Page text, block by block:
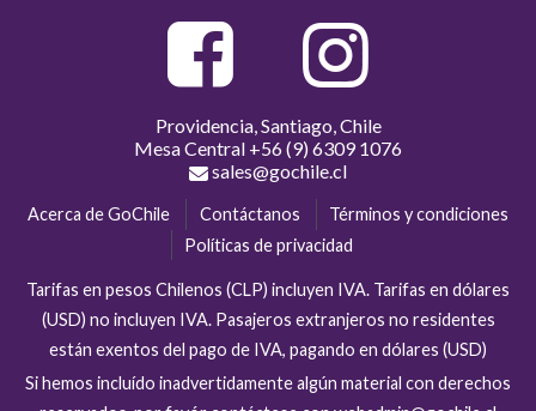
Providencia, Santiago, Chile
Mesa Central +56 (9) 6309 1076
sales@gochile.cl
Acerca de GoChile Contáctanos
Términos y condiciones
Políticas de privacidad
Tarifas en pesos Chilenos (CLP) incluyen IVA. Tarifas en dólares
(USD) no incluyen IVA. Pasajeros extranjeros no residentes
están exentos del pago de IVA, pagando en dólares (USD)
Si hemos incluído inadvertidamente algún material con derechos